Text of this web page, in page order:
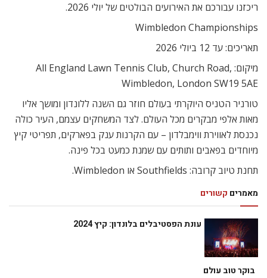
ריכזנו עבורכם את האירועים הבולטים של יולי 2026.
Wimbledon Championships
תאריכים: עד 12 ביולי 2026
מיקום: All England Lawn Tennis Club, Church Road,
Wimbledon, London SW19 5AE
טורניר הטניס היוקרתי בעולם חוזר גם השנה ללונדון ומושך אליו
מאות אלפי מבקרים מכל העולם. לצד המשחקים עצמם, העיר כולה
נכנסת לאווירת ווימבלדון – עם הקרנות ענק בפארקים, תפריטי קיץ
מיוחדים בפאבים ותותים עם שמנת כמעט בכל פינה.
תחנת טיוב קרובה: Southfields או Wimbledon.
מאמרים קשורים
עונת הפסטיבלים בלונדון: קיץ 2024
בוקר טוב עולם